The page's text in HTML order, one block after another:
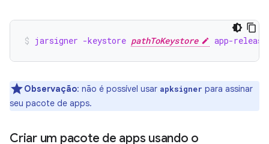
jarsigner -keystore pathToKeystore app-
Observação: não é possível usar apksigner para assinar
seu pacote de apps.
Criar um pacote de apps usando o